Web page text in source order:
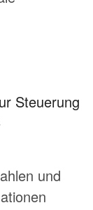
Steuerung
und